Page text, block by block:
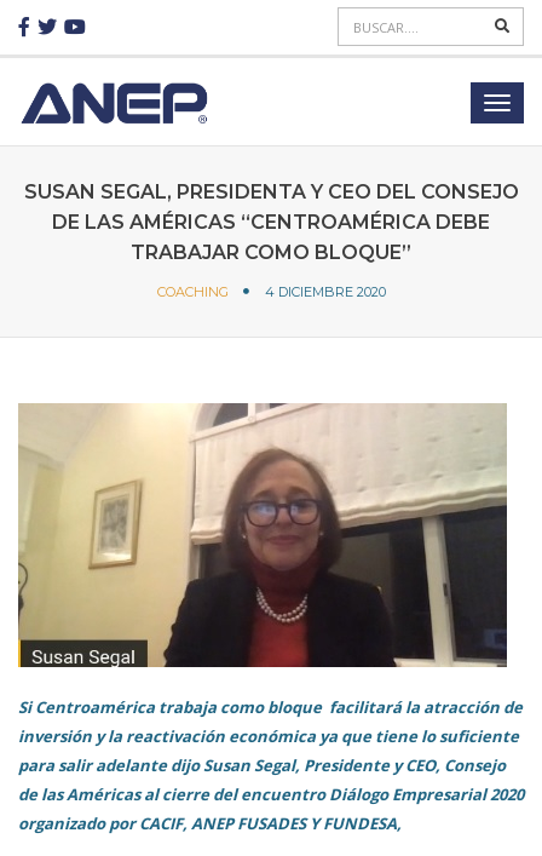
SUSAN SEGAL, PRESIDENTA Y CEO DEL CONSEJO
DE LAS AMÉRICAS “CENTROAMÉRICA DEBE
TRABAJAR COMO BLOQUE”
COACHING 4 DICIEMBRE 2020
Si Centroamérica trabaja como bloque facilitará la atracción de
inversión y la reactivación económica ya que tiene lo suficiente
para salir adelante dijo Susan Segal, Presidente y CEO, Consejo
de las Américas al cierre del encuentro Diálogo Empresarial 2020
organizado por CACIF, ANEP FUSADES Y FUNDESA,